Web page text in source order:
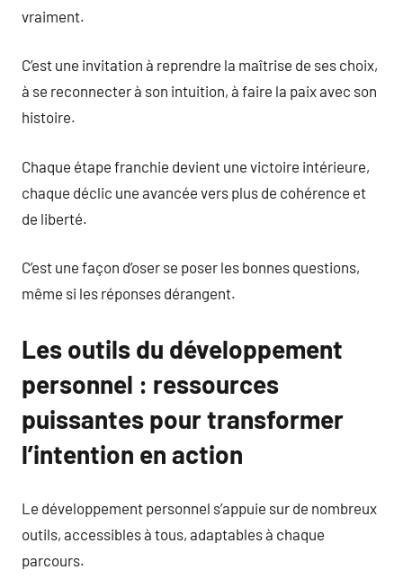
vraiment.
C’est une invitation à reprendre la maîtrise de ses choix,
à se reconnecter à son intuition, à faire la paix avec son
histoire.
Chaque étape franchie devient une victoire intérieure,
chaque déclic une avancée vers plus de cohérence et
de liberté.
C’est une façon d’oser se poser les bonnes questions,
même si les réponses dérangent.
Les outils du développement
personnel : ressources
puissantes pour transformer
l’intention en action
Le développement personnel s’appuie sur de nombreux
outils, accessibles à tous, adaptables à chaque
parcours.